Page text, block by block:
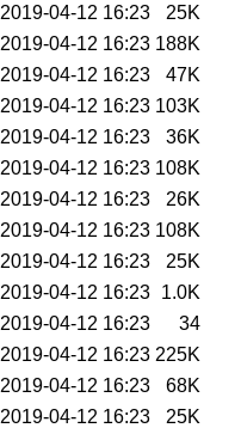
2019-04-12 16:23
25K
2019-04-12 16:23 188K
2019-04-12 16:23
47K
2019-04-12 16:23 103K
2019-04-12 16:23
36K
2019-04-12 16:23 108K
2019-04-12 16:23
26K
2019-04-12 16:23 108K
2019-04-12 16:23
25K
2019-04-12 16:23 1.0K
2019-04-12 16:23
34
2019-04-12 16:23 225K
2019-04-12 16:23
68K
2019-04-12 16:23
25K